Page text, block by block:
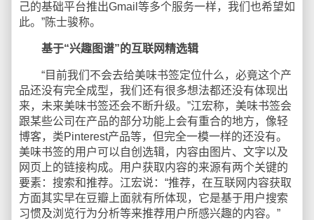
己的基础平台推出Gmail等多个服务一样，我们也希望如
此。”陈士骏称。
基于“兴趣图谱”的互联网精选辑
“目前我们不会去给美味书签定位什么，必竟这个产
品还没有完全成型，我们还有很多想法都还没有体现出
来，未来美味书签还会不断升级。”江宏称，美味书签会
跟某些公司在产品的部分功能上会有重合的地方，像轻
博客，类Pinterest产品等，但完全一模一样的还没有。
美味书签的用户可以自创选辑，内容由图片、文字以及
网页上的链接构成。用户获取内容的来源有两个关键的
要素：搜索和推荐。江宏说：“推荐，在互联网内容获取
方面其实早在豆瓣上面就有所体现，它是基于用户搜索
习惯及浏览行为分析等来推荐用户所感兴趣的内容。”